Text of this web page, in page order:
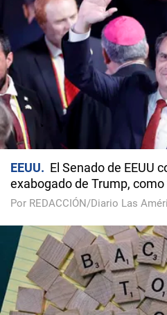
EEUU
El Senado de EEUU
exabogado de Trump, como
Por REDACCIÓN/Diario Las